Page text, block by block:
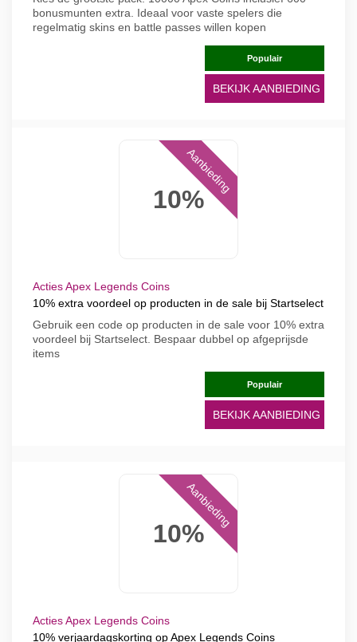
bonusmunten extra. Ideaal voor vaste spelers die
regelmatig skins en battle passes willen kopen
Populair
BEKIJK AANBIEDING
10%
Aanbieding
Acties Apex Legends Coins
10% extra voordeel op producten in de sale bij Startselect
Gebruik een code op producten in de sale voor 10% extra
voordeel bij Startselect. Bespaar dubbel op afgeprijsde
items
Populair
BEKIJK AANBIEDING
10%
Aanbieding
Acties Apex Legends Coins
10% verjaardagskorting op Apex Legends Coins